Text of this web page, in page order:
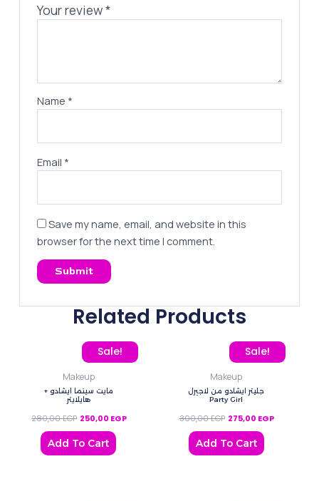
Your review*
Name *
Email *
Save my name, email, and website in this
browser for the next time I comment.
Related Products
Sale!
Makeup
مايت سينما ايشادو +
هايلايتر
280,00EGP
Original price was: 280,00 EGP.
250,00 EGP
Current price is: 250,00 EGP.
Add To Cart
Sale!
Makeup
جليتر ايشادو من لاجيرل
Party Girl
300,00EGP
Original price was:
275,00 EGP
Current
Add To Cart